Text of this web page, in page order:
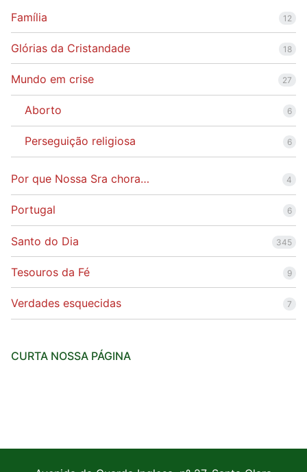
Família 12
Glórias da Cristandade 18
Mundo em crise 27
Aborto 6
Perseguição religiosa 6
Por que Nossa Sra chora… 4
Portugal 6
Santo do Dia 345
Tesouros da Fé 9
Verdades esquecidas 7
CURTA NOSSA PÁGINA